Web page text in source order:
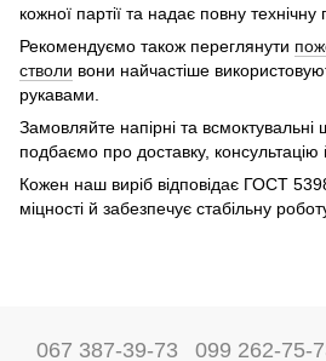
кожної партії та надає повну технічну
Рекомендуємо також переглянути
стволи вони найчастіше
рукавами.
Замовляйте напірні та
подбаємо про доставку, консультацію
Кожен наш виріб відповідає ГОСТ
міцності й забезпечує стабільну
067 387-39-73 099 262-75-